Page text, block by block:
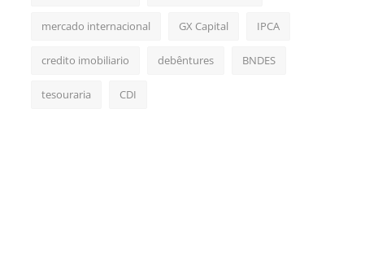
mercado internacional GX Capital IPCA
credito imobiliario debêntures BNDES
tesouraria CDI